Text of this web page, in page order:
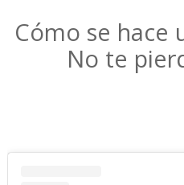
Cómo se hace
No te